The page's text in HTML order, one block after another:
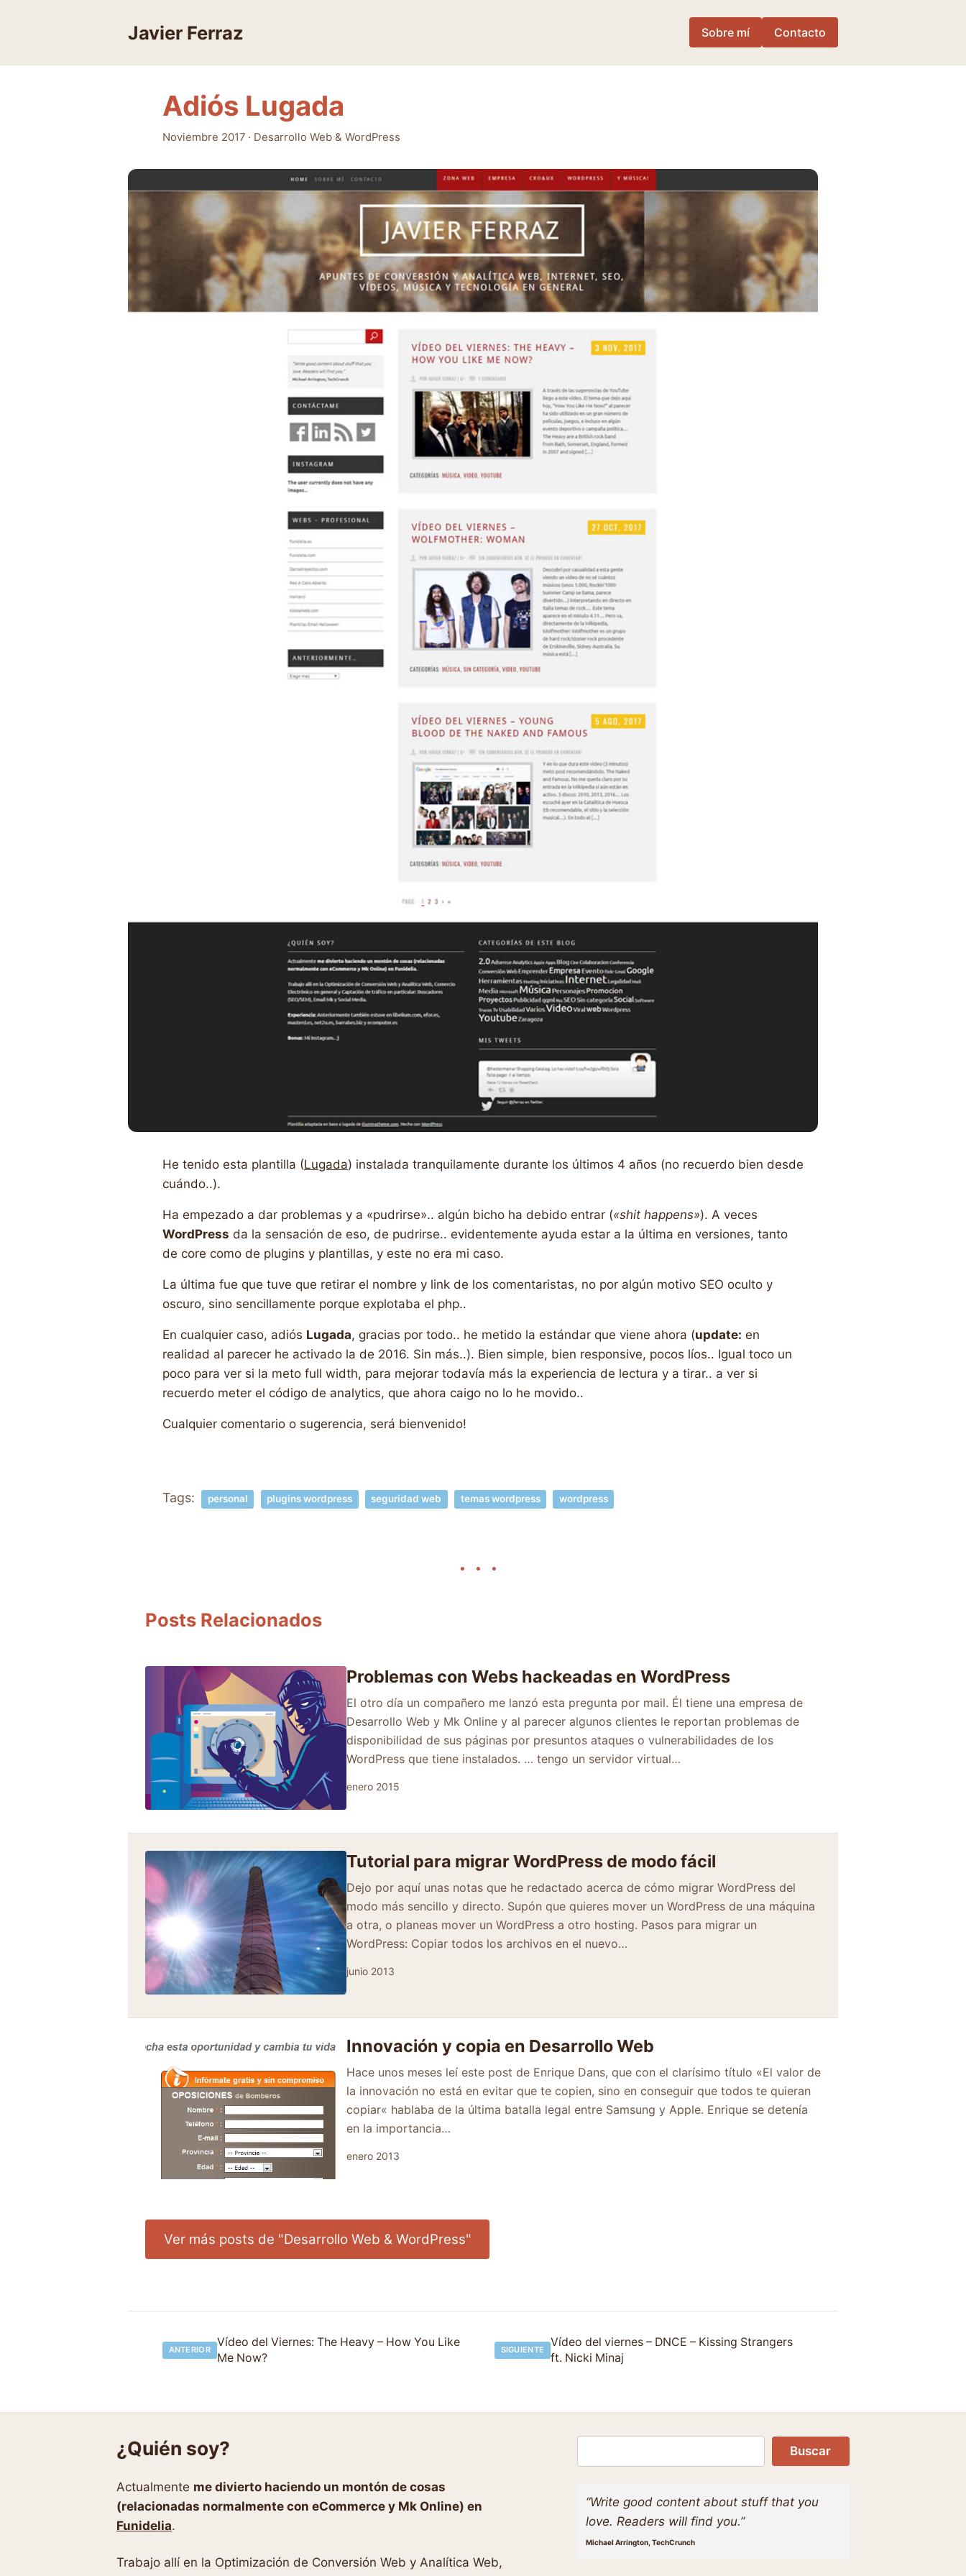
Javier Ferraz Sobre mí Contacto
Adiós Lugada
Noviembre 2017 · Desarrollo Web & WordPress
He tenido esta plantilla (Lugada) instalada tranquilamente durante los últimos 4 años (no recuerdo bien desde
cuándo..).
Ha empezado a dar problemas y a «pudrirse».. algún bicho ha debido entrar («shit happens»). A veces
WordPress da la sensación de eso, de pudrirse.. evidentemente ayuda estar a la última en versiones, tanto
de core como de plugins y plantillas, y este no era mi caso.
La última fue que tuve que retirar el nombre y link de los comentaristas, no por algún motivo SEO oculto y
oscuro, sino sencillamente porque explotaba el php..
En cualquier caso, adiós Lugada, gracias por todo.. he metido la estándar que viene ahora (update: en
realidad al parecer he activado la de 2016. Sin más..). Bien simple, bien responsive, pocos líos.. Igual toco un
poco para ver si la meto full width, para mejorar todavía más la experiencia de lectura y a tirar.. a ver si
recuerdo meter el código de analytics, que ahora caigo no lo he movido..
Cualquier comentario o sugerencia, será bienvenido!
Tags: personal plugins wordpress seguridad web temas wordpress wordpress
Posts Relacionados
Problemas con Webs hackeadas en WordPress
El otro día un compañero me lanzó esta pregunta por mail. Él tiene una empresa de
Desarrollo Web y Mk Online y al parecer algunos clientes le reportan problemas de
disponibilidad de sus páginas por presuntos ataques o vulnerabilidades de los
WordPress que tiene instalados. … tengo un servidor virtual…
enero 2015
Tutorial para migrar WordPress de modo fácil
Dejo por aquí unas notas que he redactado acerca de cómo migrar WordPress del
modo más sencillo y directo. Supón que quieres mover un WordPress de una máquina
a otra, o planeas mover un WordPress a otro hosting. Pasos para migrar un
WordPress: Copiar todos los archivos en el nuevo…
junio 2013
Innovación y copia en Desarrollo Web
Hace unos meses leí este post de Enrique Dans, que con el clarísimo título «El valor de
la innovación no está en evitar que te copien, sino en conseguir que todos te quieran
copiar« hablaba de la última batalla legal entre Samsung y Apple. Enrique se detenía
en la importancia…
enero 2013
Ver más posts de "Desarrollo Web & WordPress"
Navegación
ANTERIOR
Vídeo del Viernes: The Heavy – How You Like
Me Now?
SIGUIENTE
Vídeo del viernes – DNCE – Kissing Strangers
ft. Nicki Minaj
¿Quién soy?
Actualmente me divierto haciendo un montón de cosas
(relacionadas normalmente con eCommerce y Mk Online) en
Funidelia.
Trabajo allí en la Optimización de Conversión Web y Analítica Web,
Buscar
“Write good content about stuff that you
love. Readers will find you.”
Michael Arrington, TechCrunch